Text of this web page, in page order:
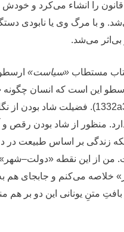
قانون را انشاء می‌کرد و
. و با مرگ وی یا نابودی
بی‌اثر می‌شد.
مستطاب «سیاست»
این است که انسان چگونه
فضیلت شاد بودن از
. منظور از شاد بودن رقص و
زندگی بر اساس طبیعت در
. من از این نقطه «دولت–شهر
» خلاصه می‌کنم و جابجای هم
متنِ یونانی این دو بر هم